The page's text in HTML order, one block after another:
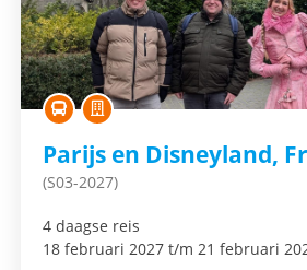
Parijs en Disneyland,
(S03-2027)
4 daagse reis
18 februari 2027 t/m 21 februari